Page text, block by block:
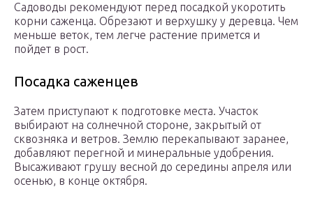
Садоводы рекомендуют перед посадкой укоротить
корни саженца. Обрезают и верхушку у деревца. Чем
меньше веток, тем легче растение примется и
пойдет в рост.
Посадка саженцев
Затем приступают к подготовке места. Участок
выбирают на солнечной стороне, закрытый от
сквозняка и ветров. Землю перекапывают заранее,
добавляют перегной и минеральные удобрения.
Высаживают грушу весной до середины апреля или
осенью, в конце октября.